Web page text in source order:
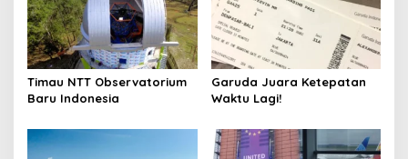
Timau NTT Observatorium
Baru Indonesia
Garuda Juara Ketepatan
Waktu Lagi!